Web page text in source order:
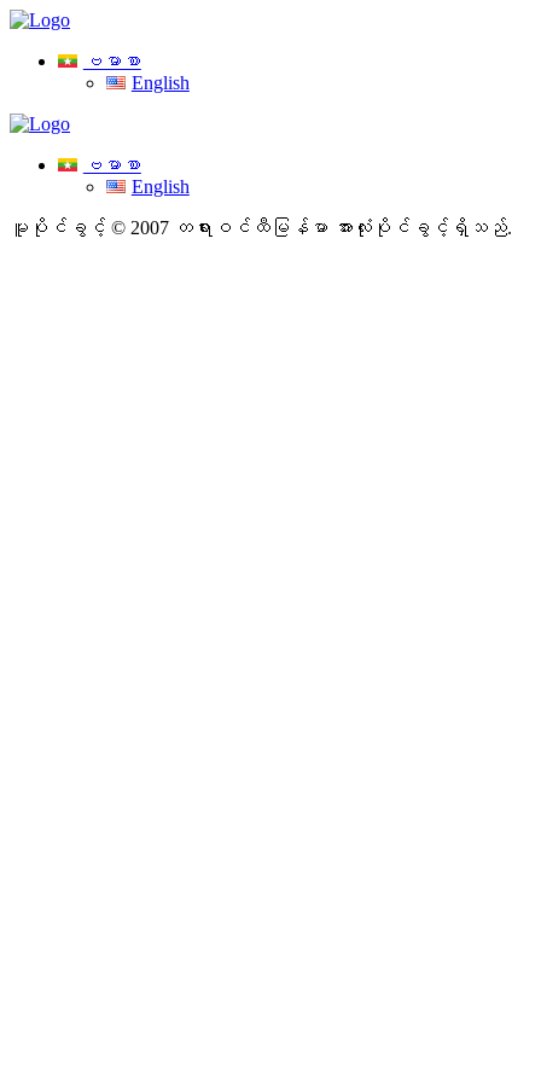
ဗမာစာ
English
ဗမာစာ
English
မူပိုင်ခွင့် © 2007 တရားဝင်ထီမြန်မာ အားလုံးပိုင်ခွင့်ရှိသည်.